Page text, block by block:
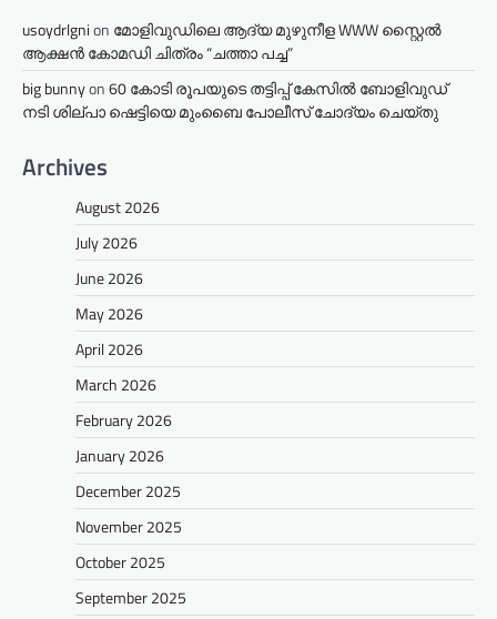
usoydrlgnion മോളിവുഡിലെ ആദ്യ മുഴുനീള WWW സ്റ്റൈൽ
ആക്ഷൻ കോമഡി ചിത്രം “ചത്താ പച്ച”
big bunnyon60 കോടി രൂപയുടെ തട്ടിപ്പ് കേസിൽ ബോളിവുഡ്
നടി ശില്പാ ഷെട്ടിയെ മുംബൈ പോലീസ് ചോദ്യം ചെയ്തു
Archives
August 2026
July 2026
June 2026
May 2026
April 2026
March 2026
February 2026
January 2026
December 2025
November 2025
October 2025
September 2025